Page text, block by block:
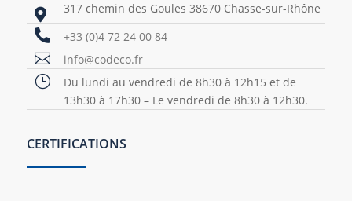
 317 chemin des Goules 38670 Chasse-sur-Rhône
 +33 (0)4 72 24 00 84
 info@codeco.fr
}
Du lundi au vendredi de 8h30 à 12h15 et de
13h30 à 17h30 – Le vendredi de 8h30 à 12h30.
CERTIFICATIONS